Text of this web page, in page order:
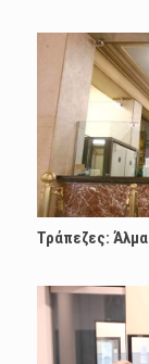
Τράπεζες: